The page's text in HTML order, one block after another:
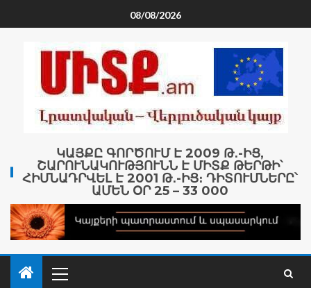
08/08/2026
ԿԱՅՔԸ ԳՈՐԾՈՒՄ Է 2009 Թ․-ԻՑ,
ՇԱՐՈՒՆԱԿՈՒԹՅՈՒՆՆ Է ՄԻՏՔ ԹԵՐԹԻ՝
ՀԻՄՆԱԴՐՎԵԼ Է 2001 Թ․-ԻՑ։ ԴԻՏՈՒՄՆԵՐԸ՝
ԱՄԵՆ ՕՐ 25 – 33 000